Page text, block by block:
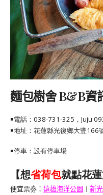
麵包樹舍 B&B資
￭電話：038-731-325，Juju
￭地址： 花蓮縣光復鄉大豐166
￭停車：設有停車場
【想省荷包就點花
便宜票劵： 遠雄海洋公園 ︱ 新